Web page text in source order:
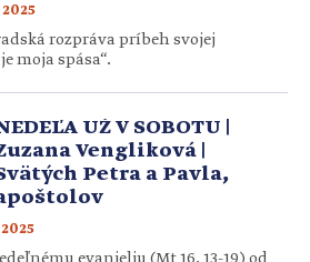
rozpráva príbeh svojej
moja spása“.
UŽ V SOBOTU |
Vengliková |
Petra a Pavla,